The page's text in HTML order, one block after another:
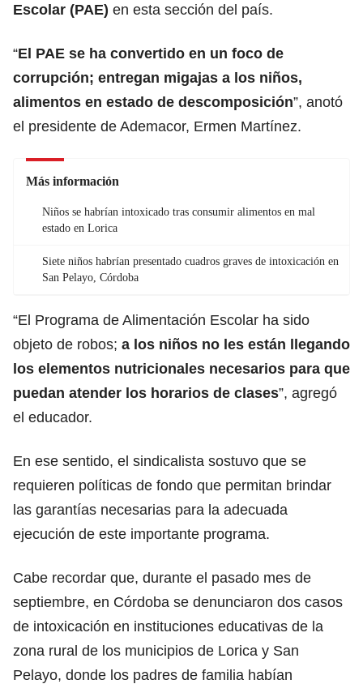
Escolar (PAE) en esta sección del país.
“El PAE se ha convertido en un foco de
corrupción; entregan migajas a los niños,
alimentos en estado de descomposición”, anotó
el presidente de Ademacor, Ermen Martínez.
Más información
Niños se habrían intoxicado tras consumir alimentos en mal
estado en Lorica
Siete niños habrían presentado cuadros graves de intoxicación en
San Pelayo, Córdoba
“El Programa de Alimentación Escolar ha sido
objeto de robos; a los niños no les están llegando
los elementos nutricionales necesarios para que
puedan atender los horarios de clases”, agregó
el educador.
En ese sentido, el sindicalista sostuvo que se
requieren políticas de fondo que permitan brindar
las garantías necesarias para la adecuada
ejecución de este importante programa.
Cabe recordar que, durante el pasado mes de
septiembre, en Córdoba se denunciaron dos casos
de intoxicación en instituciones educativas de la
zona rural de los municipios de Lorica y San
Pelayo, donde los padres de familia habían